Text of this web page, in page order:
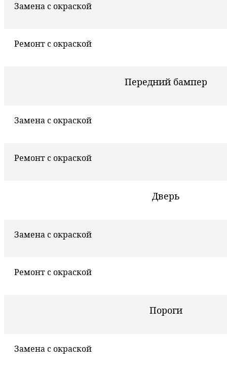
Замена с окраской
Ремонт с окраской
Передний бампер
Замена с окраской
Ремонт с окраской
Дверь
Замена с окраской
Ремонт с окраской
Пороги
Замена с окраской